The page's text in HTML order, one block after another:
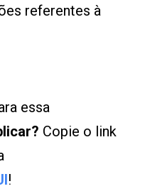
referentes à
essa
Copie o link
!